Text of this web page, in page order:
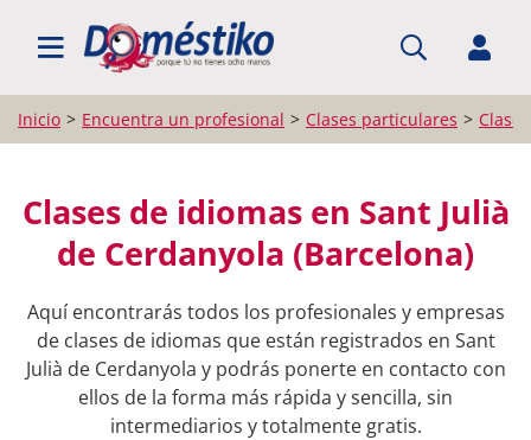
BUSCAR PROFESIONALES
Inicio Encuentra un profesional Clases particulares
Clases de idiomas en Sant Julià
de Cerdanyola (Barcelona)
Aquí encontrarás todos los profesionales y empresas
de clases de idiomas que están registrados en Sant
Julià de Cerdanyola y podrás ponerte en contacto con
ellos de la forma más rápida y sencilla, sin
intermediarios y totalmente gratis.